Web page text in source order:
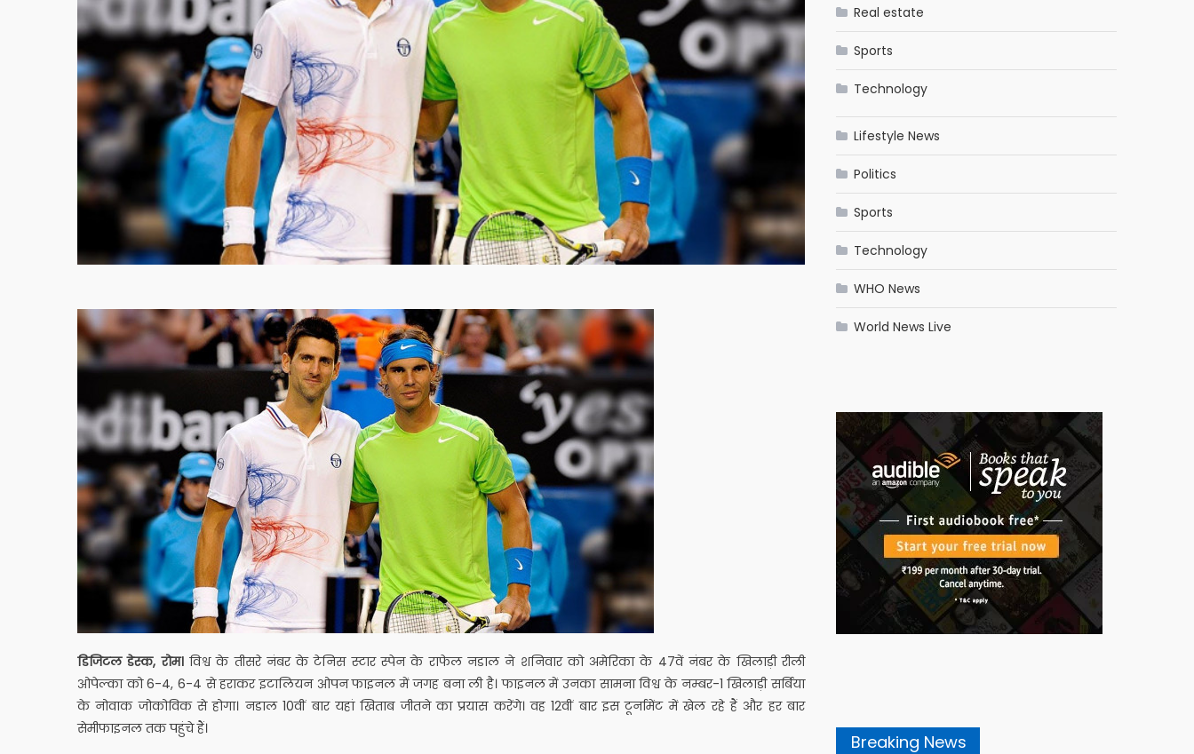
डिजिटल डेस्क, रोम। विश्व के तीसरे नंबर के टेनिस स्टार स्पेन के राफेल नडाल ने शनिवार को अमेरिका के 47वें नंबर के खिलाड़ी रीली
ओपेल्का को 6-4, 6-4 से हराकर इटालियन ओपन फाइनल में जगह बना ली है। फाइनल में उनका सामना विश्व के नम्बर-1 खिलाड़ी सर्बिया
के नोवाक जोकोविक से होगा। नडाल 10वीं बार यहां खिताब जीतने का प्रयास करेंगे। वह 12वीं बार इस टूर्नामेंट में खेल रहे हैं और हर बार
सेमीफाइनल तक पहुंचे हैं।
Real estate
Sports
Technology
Lifestyle News
Politics
Sports
Technology
WHO News
World News Live
Breaking News